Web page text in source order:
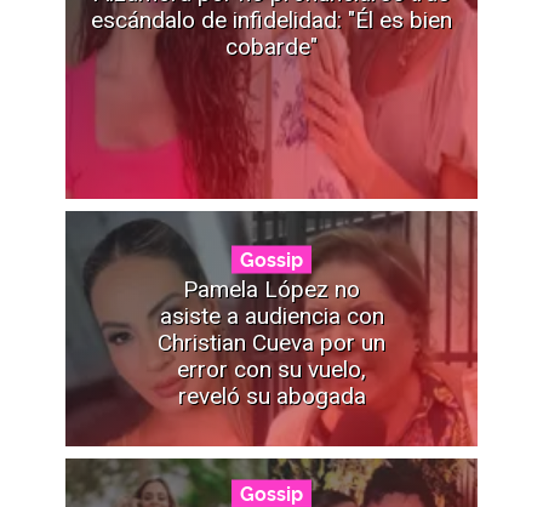
escándalo de infidelidad: "Él es bien
cobarde"
Gossip
Pamela López no
asiste a audiencia con
Christian Cueva por un
error con su vuelo,
reveló su abogada
Gossip